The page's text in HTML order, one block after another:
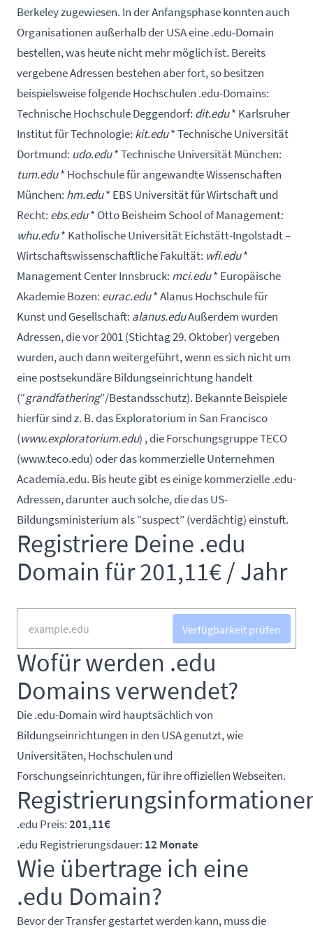
Berkeley zugewiesen. In der Anfangsphase konnten auch
Organisationen außerhalb der USA eine .edu-Domain
bestellen, was heute nicht mehr möglich ist. Bereits
vergebene Adressen bestehen aber fort, so besitzen
beispielsweise folgende Hochschulen .edu-Domains:
Technische Hochschule Deggendorf: dit.edu* Karlsruher
Institut für Technologie: kit.edu* Technische Universität
Dortmund: udo.edu* Technische Universität München:
tum.edu* Hochschule für angewandte Wissenschaften
München: hm.edu* EBS Universität für Wirtschaft und
Recht: ebs.edu* Otto Beisheim School of Management:
whu.edu* Katholische Universität Eichstätt-Ingolstadt –
Wirtschaftswissenschaftliche Fakultät: wfi.edu*
Management Center Innsbruck: mci.edu* Europäische
Akademie Bozen: eurac.edu* Alanus Hochschule für
Kunst und Gesellschaft: alanus.eduAußerdem wurden
Adressen, die vor 2001 (Stichtag 29. Oktober) vergeben
wurden, auch dann weitergeführt, wenn es sich nicht um
eine postsekundäre Bildungseinrichtung handelt
(“grandfathering”/Bestandsschutz). Bekannte Beispiele
hierfür sind z. B. das Exploratorium in San Francisco
(www.exploratorium.edu) , die Forschungsgruppe TECO
(www.teco.edu) oder das kommerzielle Unternehmen
Academia.edu. Bis heute gibt es einige kommerzielle .edu-
Adressen, darunter auch solche, die das US-
Bildungsministerium als “suspect” (verdächtig) einstuft.
Registriere Deine .edu
Domain für 201,11€ / Jahr
Verfügbarkeit prüfen
Wofür werden .edu
Domains verwendet?
Die .edu-Domain wird hauptsächlich von
Bildungseinrichtungen in den USA genutzt, wie
Universitäten, Hochschulen und
Forschungseinrichtungen, für ihre offiziellen Webseiten.
.edu Preis:201,11€
.edu Registrierungsdauer: 12 Monate
Wie übertrage ich eine
.edu Domain?
Bevor der Transfer gestartet werden kann, muss die